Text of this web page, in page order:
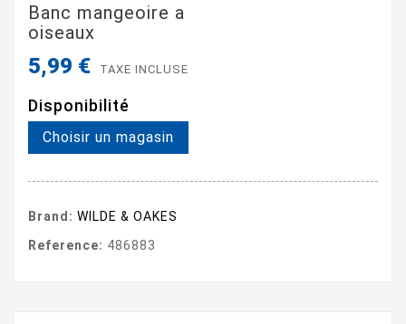
Banc mangeoire a
oiseaux
5,99 € TAXE INCLUSE
Disponibilité
Choisir un magasin
Brand: WILDE & OAKES
Reference: 486883